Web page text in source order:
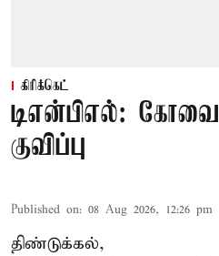
கிரிக்கெட்
டிஎன்பிஎல்:
குவிப்பு
Published on: 08 Aug 2026, 12:26 pm
திண்டுக்கல்,